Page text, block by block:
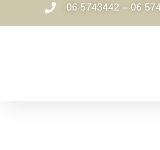
06 5743442 – 06